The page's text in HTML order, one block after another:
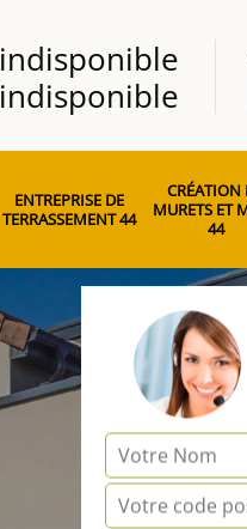
indisponible
indisponible
ENTREPRISE DE
TERRASSEMENT 44
CRÉATION
MURETS ET
44